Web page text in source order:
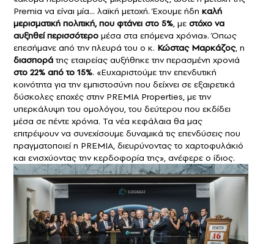
Premia να είναι μία… λαϊκή μετοχή. Έχουμε ήδη καλή
μερισματική πολιτική, που φτάνει στο 5%, με στόχο να
αυξηθεί περισσότερο μέσα στα επόμενα χρόνια». Όπως
επεσήμανε από την πλευρά του ο κ. Κώστας Μαρκάζος, η
διασποράτης εταιρείας αυξήθηκε την περασμένη χρονιά
στο 22% από το 15%. «Ευχαριστούμε την επενδυτική
κοινότητα για την εμπιστοσύνη που δείχνει σε εξαιρετικά
δύσκολες εποχές στην PREMIA Properties, με την
υπερκάλυψη του ομολόγου, του δεύτερου που εκδίδει
μέσα σε πέντε χρόνια. Τα νέα κεφάλαια θα μας
επιτρέψουν να συνεχίσουμε δυναμικά τις επενδύσεις που
πραγματοποιεί η PREMIA, διευρύνοντας το χαρτοφυλάκιό
και ενισχύοντας την κερδοφορία της», ανέφερε ο ίδιος.